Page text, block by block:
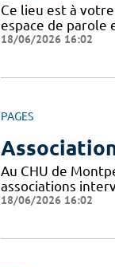
Ce lieu est à
espace de parole
18/06/2026 16:02
PAGES
Au CHU de
associations
18/06/2026 16:02